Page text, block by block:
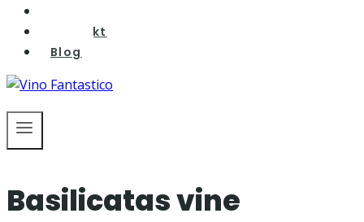
Kontakt
Blog
Basilicatas vine